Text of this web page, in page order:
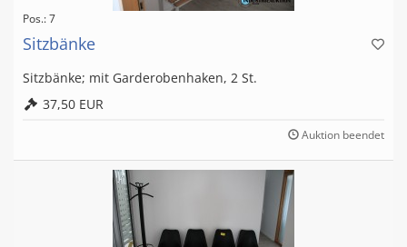
Pos.: 7
Sitzbänke
Sitzbänke; mit Garderobenhaken, 2 St.
37,50 EUR
Auktion beendet